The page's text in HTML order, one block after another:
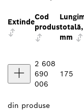
Extinde
Cod
produstotală,
mm
2 608
690
006
175
din produse